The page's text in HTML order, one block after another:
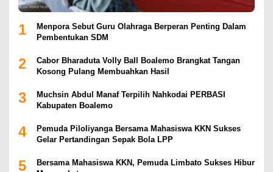
1
Menpora Sebut Guru Olahraga Berperan Penting Dalam
Pembentukan SDM
2
Cabor Bharaduta Volly Ball Boalemo Brangkat Tangan
Kosong Pulang Membuahkan Hasil
3
Muchsin Abdul Manaf Terpilih Nahkodai PERBASI
Kabupaten Boalemo
4
Pemuda Piloliyanga Bersama Mahasiswa KKN Sukses
Gelar Pertandingan Sepak Bola LPP
5
Bersama Mahasiswa KKN, Pemuda Limbato Sukses Hibur